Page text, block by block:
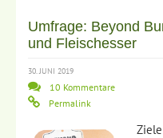
Umfrage: Beyond
und Fleischesser
30. JUNI 2019
10 Kommentare
Permalink